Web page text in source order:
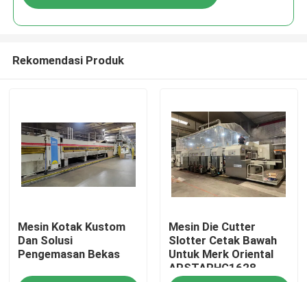
Rekomendasi Produk
Mesin Kotak Kustom
Dan Solusi
Pengemasan Bekas
Mesin Die Cutter
Slotter Cetak Bawah
Untuk Merk Oriental
APSTARHG1628